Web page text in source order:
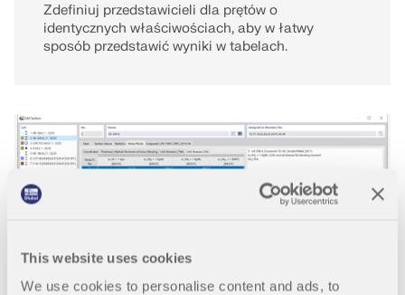
This website uses cookies
We use cookies to personalise content and ads, to
Zdefiniuj przedstawicieli dla prętów o
identycznych właściwościach, aby w łatwy
sposób przedstawić wyniki w tabelach.